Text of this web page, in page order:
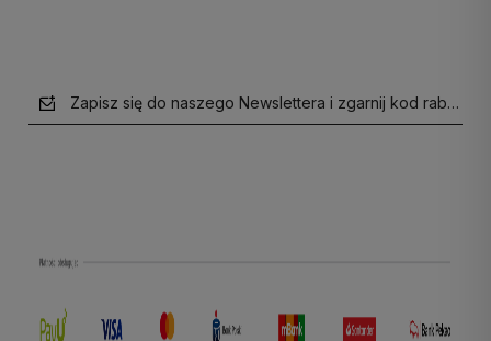
Zapisz się do naszego Newslettera i zgarnij kod